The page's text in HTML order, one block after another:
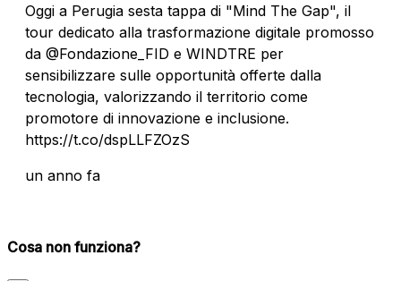
Oggi a Perugia sesta tappa di "Mind The Gap", il
tour dedicato alla trasformazione digitale promosso
da @Fondazione_FID e WINDTRE per
sensibilizzare sulle opportunità offerte dalla
tecnologia, valorizzando il territorio come
promotore di innovazione e inclusione.
https://t.co/dspLLFZOzS
un anno fa
Cosa non funziona?